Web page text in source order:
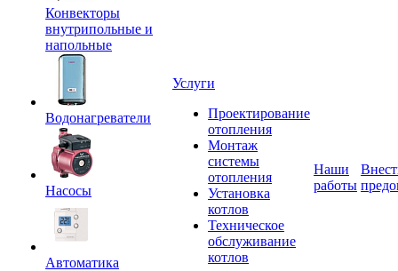
Конвекторы
внутрипольные и
напольные
Водонагреватели
Насосы
Автоматика
Услуги
Проектирование
отопления
Монтаж
системы
отопления
Установка
котлов
Техническое
обслуживание
котлов
Наши
работы